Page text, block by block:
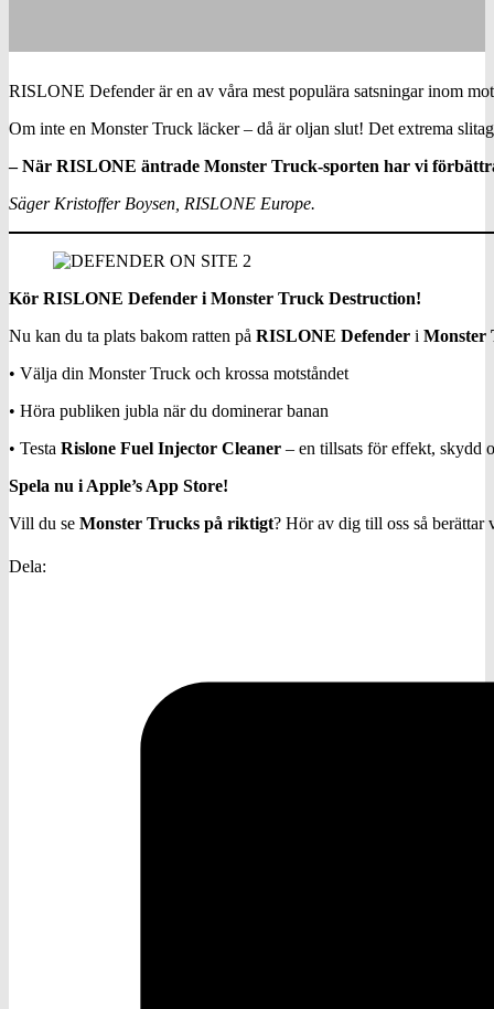
RISLONE Defender är en av våra mest populära satsningar inom
Om inte en Monster Truck läcker – då är oljan slut! Det extrema
– När RISLONE äntrade Monster Truck-sporten har vi
Säger Kristoffer Boysen, RISLONE Europe.
Kör RISLONE Defender i Monster Truck Destruction!
Nu kan du ta plats bakom ratten på RISLONE Defender i Monster
• Välja din Monster Truck och krossa motståndet
• Höra publiken jubla när du dominerar banan
• Testa Rislone Fuel Injector Cleaner – en tillsats för effekt, skydd
Spela nu i Apple’s App Store!
Vill du se Monster Trucks på riktigt? Hör av dig till oss så berättar
Dela: